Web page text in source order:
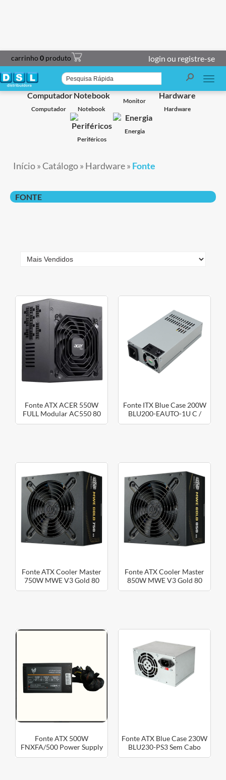
carrinho0 produto login ou registre-se
Caixa de Som
Computador Notebook
Monitor
Hardware
Periféricos
Energia
Início» Catálogo» Hardware» Fonte
FONTE
Fonte ATX ACER 550W
FULL Modular AC550 80
PLUS Bze
Fonte ITX Blue Case 200W
BLU200-EAUTO-1U C /
Cabo
Fonte ATX Cooler Master
750W MWE V3 Gold 80
Plus
Fonte ATX Cooler Master
850W MWE V3 Gold 80
Plus
Fonte ATX 500W
FNXFA/500 Power Supply
FNX
Fonte ATX Blue Case 230W
BLU230-PS3 Sem Cabo